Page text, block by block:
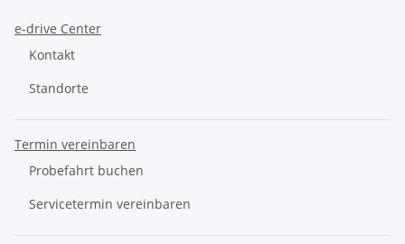
e-drive Center
Kontakt
Standorte
Termin vereinbaren
Probefahrt buchen
Servicetermin vereinbaren